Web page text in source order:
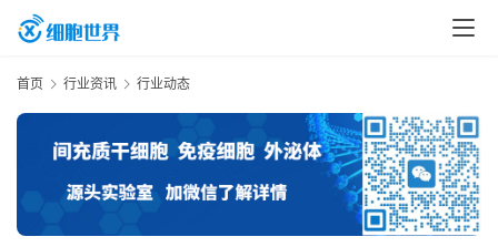
首页 行业资讯 行业动态